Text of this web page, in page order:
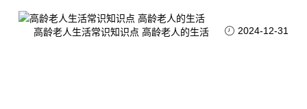
高龄老人生活常识知识点 高龄老人的生活 2024-12-31